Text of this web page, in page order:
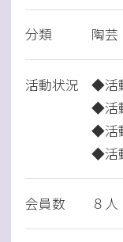
分類 陶芸
活動状況
◆活
◆活
◆活
◆活
会員数 ８人